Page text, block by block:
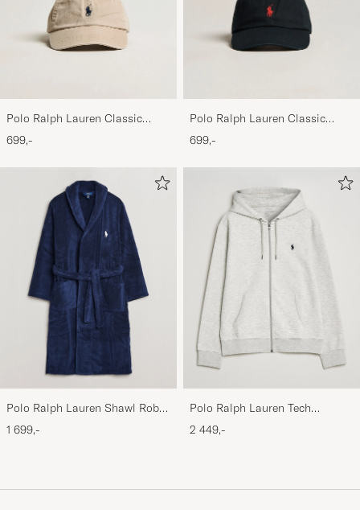
Polo Ralph Lauren Classic
Sports Cap Beige
699,-
Polo Ralph Lauren Classic
Sports Cap Black
699,-
Polo Ralph Lauren Shawl Robe
Navy
1 699,-
Polo Ralph Lauren Tech
Performance Full Zip Light
Sport Heather
2 449,-